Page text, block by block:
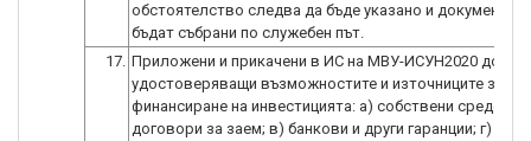
обстоятелство следва да бъде указано и
бъдат събрани по служебен път.
17. Приложени и прикачени в ИС на МВУ-ИСУН2020
удостоверяващи възможностите и източниците за
финансиране на инвестицията: а) собствени
договори за заем; в) банкови и други гаранции; г)